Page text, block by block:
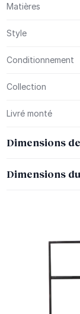
Matières
Style
Conditionnement
Collection
Livré monté
Dimensions
Dimensions